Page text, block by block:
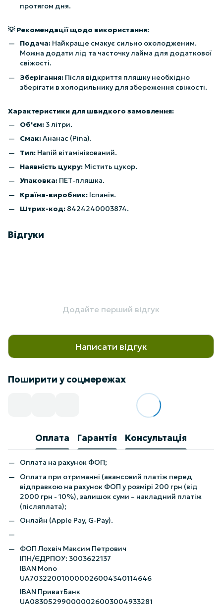
протягом дня.
💡 Рекомендації щодо використання:
Подача: Найкраще смакує сильно охолодженим.
Можна додати лід та часточку лайма для додаткової
свіжості.
Зберігання: Після відкриття пляшку необхідно
зберігати в холодильнику для збереження свіжості.
Характеристики для швидкого замовлення:
Об'єм: 3 літри.
Смак:Ананас (Pina).
Тип: Напій вітамінізований.
Наявність цукру: Містить цукор.
Упаковка: ПЕТ-пляшка.
Країна-виробник: Іспанія.
Штрих-код: 8424240003874.
Відгуки
Додайте перший відгук
Написати відгук
Поширити у соцмережах
Оплата Гарантія Консультація
Оплата на рахунок ФОП;
Оплата при отриманні (авансовий платіж перед
відправкою на рахунок ФОП у розмірі 200 грн (від
2000 грн - 10%), залишок суми – накладний платіж
(післяплата);
Онлайн (Apple Pay, G-Pay).
ФОП Лохвіч Максим Петрович
ІПН/ЄДРПОУ: 3003622137
IBAN Mono
UA703220010000026004340114646
IBAN ПриватБанк
UA083052990000026003004933281